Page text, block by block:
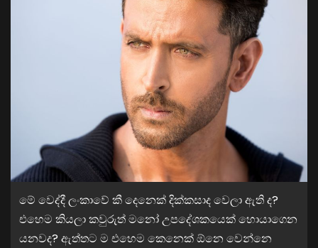
මේ⁣ වෙද්දී ලංකාවේ කී දෙනෙක් දික්කසාද වෙලා ඇති ද?
එහෙම කියලා කවුරුත් මනෝ උපදේශකයෙක් හොයාගෙන
යනවද? ඇත්තට ම එහෙම කෙනෙක් ඕනෙ වෙන්නෙ